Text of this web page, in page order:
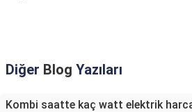
Diğer Blog Yazıları
Kombi saatte kaç watt elektrik